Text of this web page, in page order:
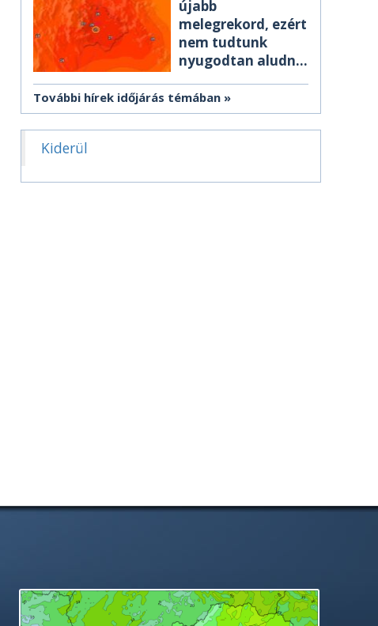
újabb
melegrekord, ezért
nem tudtunk
nyugodtan aludni
További hírek időjárás témában
Kiderül